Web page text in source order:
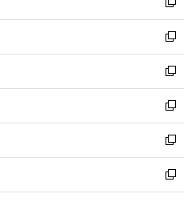
開
く
ド
ウ
で
開
く
ィ
ン
ド
ウ
で
開
く
い
ウ
ィ
ン
ド
ウ
で
開
く
新
し
い
ウ
ィ
ン
ド
ウ
で
開
く
新
し
い
ウ
ィ
ン
ド
ウ
で
開
新
し
い
ウ
ィ
ン
ド
ウ
新
し
い
ウ
ィ
ン
新
し
い
ウ
新
し